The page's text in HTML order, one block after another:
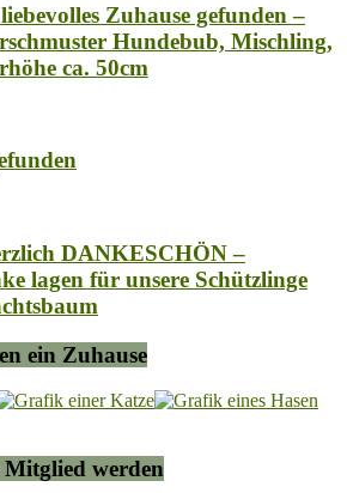
Zuhause gefunden –
Hundebub, Mischling,
ca. 50cm
DANKESCHÖN –
lagen für unsere Schützlinge
ein Zuhause
werden